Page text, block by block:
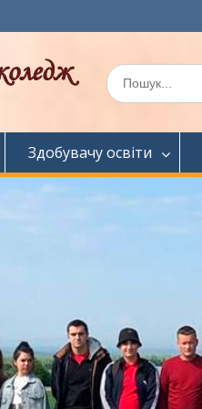
Шукати:
Здобувачу освіти